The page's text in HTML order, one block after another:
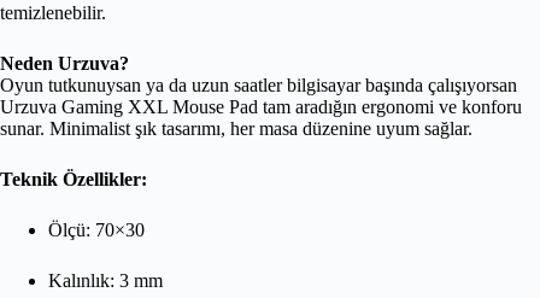
temizlenebilir.
Neden Urzuva?
Oyun tutkunuysan ya da uzun saatler bilgisayar başında çalışıyorsan
Urzuva Gaming XXL Mouse Pad tam aradığın ergonomi ve konforu
sunar. Minimalist şık tasarımı, her masa düzenine uyum sağlar.
Teknik Özellikler:
Ölçü: 70×30
Kalınlık: 3 mm